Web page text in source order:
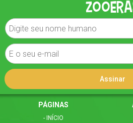
PÁGINAS
- INÍCIO